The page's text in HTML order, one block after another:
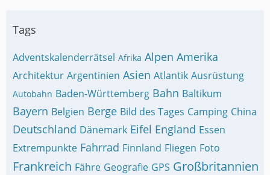
Tags
Adventskalenderrätsel Afrika Alpen Amerika
Architektur Argentinien Asien Atlantik Ausrüstung
Autobahn Baden-Württemberg Bahn Baltikum
Bayern Belgien Berge Bild des Tages Camping China
Deutschland Dänemark Eifel England Essen
Extrempunkte Fahrrad Finnland Fliegen Foto
Frankreich Fähre Geografie GPS Großbritannien